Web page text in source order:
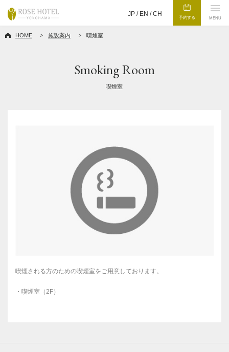
JP / EN /CH
予約する MENU
HOME 施設案内 喫煙室
Smoking Room
喫煙室
喫煙される方のための喫煙室をご用意しております。
・喫煙室（2F）